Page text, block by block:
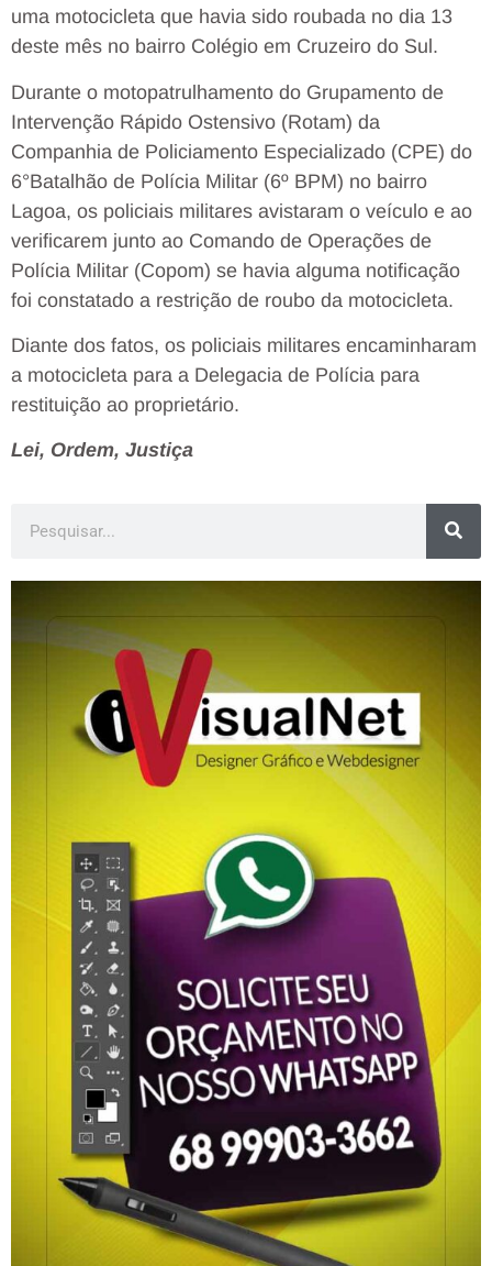
uma motocicleta que havia sido roubada no dia 13
deste mês no bairro Colégio em Cruzeiro do Sul.
Durante o motopatrulhamento do Grupamento de
Intervenção Rápido Ostensivo (Rotam) da
Companhia de Policiamento Especializado (CPE) do
6°Batalhão de Polícia Militar (6º BPM) no bairro
Lagoa, os policiais militares avistaram o veículo e ao
verificarem junto ao Comando de Operações de
Polícia Militar (Copom) se havia alguma notificação
foi constatado a restrição de roubo da motocicleta.
Diante dos fatos, os policiais militares encaminharam
a motocicleta para a Delegacia de Polícia para
restituição ao proprietário.
Lei, Ordem, Justiça